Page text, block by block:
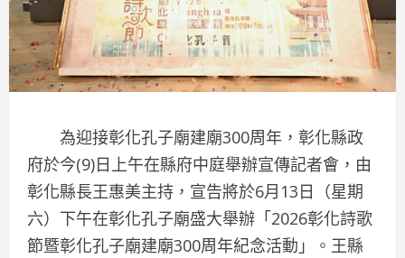
為迎接彰化孔子廟建廟300周年，彰化縣政
府於今(9)日上午在縣府中庭舉辦宣傳記者會，由
彰化縣長王惠美主持，宣告將於6月13日（星期
六）下午在彰化孔子廟盛大舉辦「2026彰化詩歌
節暨彰化孔子廟建廟300周年紀念活動」。王縣